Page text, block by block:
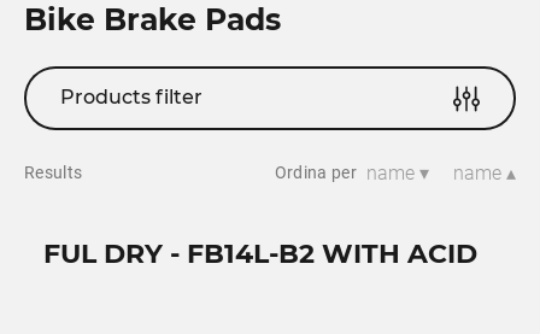
Bike Brake Pads
Products filter
Results Ordina per name ▾ name ▴
FUL DRY - FB14L-B2 WITH ACID